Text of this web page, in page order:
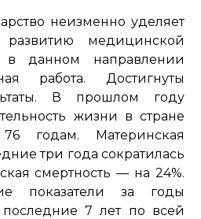
неизменно уделяет
медицинской
данном направлении
работа. Достигнуты
В прошлом году
жизни в стране
годам. Материнская
три года сократилась
смертность — на 24%.
показатели за годы
последние 7 лет по всей